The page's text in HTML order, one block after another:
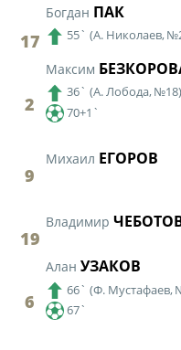
17
Богдан ПАК
55` (А. Николаев,
2
Максим
36` (А. Лобода, №18)
70+1`
9
Михаил ЕГОРОВ
19
Владимир
6
Алан УЗАКОВ
66` (Ф. Мустафаев,
67`